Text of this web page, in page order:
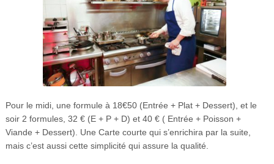
Pour le midi, une formule à 18€50 (Entrée + Plat + Dessert), et le
soir 2 formules, 32 € (E + P + D) et 40 € ( Entrée + Poisson +
Viande + Dessert). Une Carte courte qui s’enrichira par la suite,
mais c’est aussi cette simplicité qui assure la qualité.